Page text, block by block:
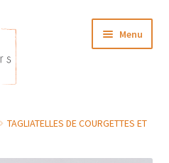
Menu
TAGLIATELLES DE COURGETTES ET